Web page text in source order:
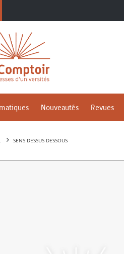
Nouveautés Revues
SENS DESSUS DESSOUS